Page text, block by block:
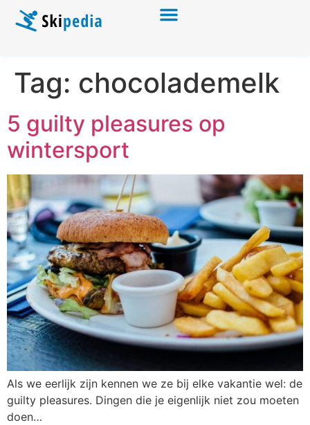
Tag: chocolademelk
5 guilty pleasures op
wintersport
Als we eerlijk zijn kennen we ze bij elke vakantie wel: de
guilty pleasures. Dingen die je eigenlijk niet zou moeten
doen…